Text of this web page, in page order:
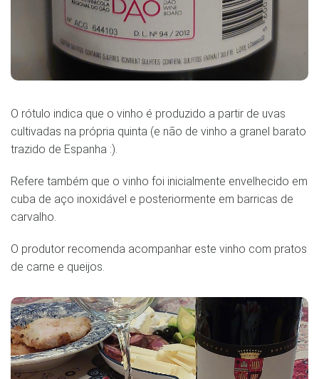
O rótulo indica que o vinho é produzido a partir de uvas
cultivadas na própria quinta (e não de vinho a granel barato
trazido de Espanha :).
Refere também que o vinho foi inicialmente envelhecido em
cuba de aço inoxidável e posteriormente em barricas de
carvalho.
O produtor recomenda acompanhar este vinho com pratos
de carne e queijos.